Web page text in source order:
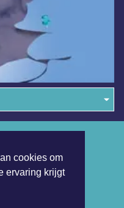
cookies om
ervaring krijgt